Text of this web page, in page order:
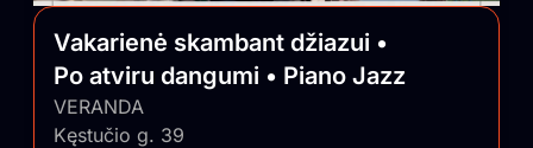
Vakarienė skambant džiazui •
Po atviru dangumi • Piano Jazz
VERANDA
Kęstučio g. 39